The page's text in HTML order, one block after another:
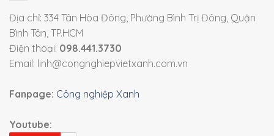
Địa chỉ: 334 Tân Hòa Đông, Phường Bình Trị Đông, Quận
Bình Tân, TP.HCM
Điện thoại: 098.441.3730
Email: linh@congnghiepvietxanh.com.vn
Fanpage: Công nghiệp Xanh
Youtube: